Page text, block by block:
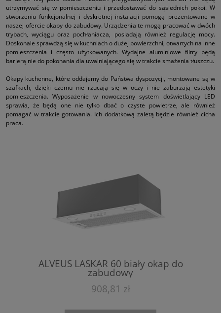
utrzymywać się w pomieszczeniu i przedostawać do sąsiednich pokoi. W
stworzeniu funkcjonalnej i dyskretnej instalacji pomogą prezentowane w
naszej ofercie okapy do zabudowy. Urządzenia te mogą pracować w dwóch
trybach, wyciągu oraz pochłaniacza, posiadają również regulację mocy.
Doskonale sprawdzą się w kuchniach o dużej powierzchni, otwartych na inne
pomieszczenia i często użytkowanych. Wydajne aluminiowe filtry będą
barierą nie do pokonania dla uwalniającego się w trakcie smażenia tłuszczu.
Okapy kuchenne, które oddajemy do Państwa dyspozycji, montowane są w
szafkach, dzięki czemu nie rzucają się w oczy i nie zaburzają estetyki
pomieszczenia. Wyposażenie w nowoczesny system doświetlający LED
sprawia, że będą one nie tylko dbać o czyste powietrze, ale również
pomagać w trakcie gotowania. Ich dodatkową zaletą będzie również cicha
praca.
ALVEUS LASKAR 60 biały okap do
zabudowy
908,81 zł